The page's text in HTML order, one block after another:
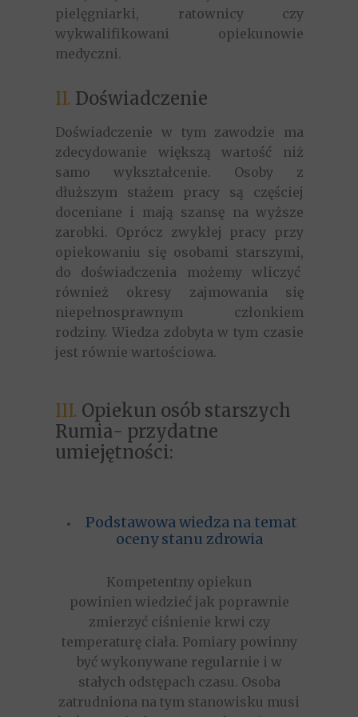
III. Opiekun osób starszych
Rumia- przydatne
umiejętności:
Podstawowa wiedza na temat
oceny stanu zdrowia
Kompetentny opiekun
powinien wiedzieć jak poprawnie
zmierzyć ciśnienie krwi czy
temperaturę ciała. Pomiary powinny
być wykonywane regularnie i w
stałych odstępach czasu. Osoba
zatrudniona na tym stanowisku musi
pielęgniarki, ratownicy czy
wykwalifikowani opiekunowie
medyczni.
II. Doświadczenie
Doświadczenie w tym zawodzie ma
zdecydowanie większą wartość niż
samo wykształcenie. Osoby z
dłuższym stażem pracy są częściej
doceniane i mają szansę na wyższe
zarobki. Oprócz zwykłej pracy przy
opiekowaniu się osobami starszymi,
do doświadczenia możemy wliczyć
również okresy zajmowania się
niepełnosprawnym członkiem
rodziny. Wiedza zdobyta w tym czasie
jest równie wartościowa.